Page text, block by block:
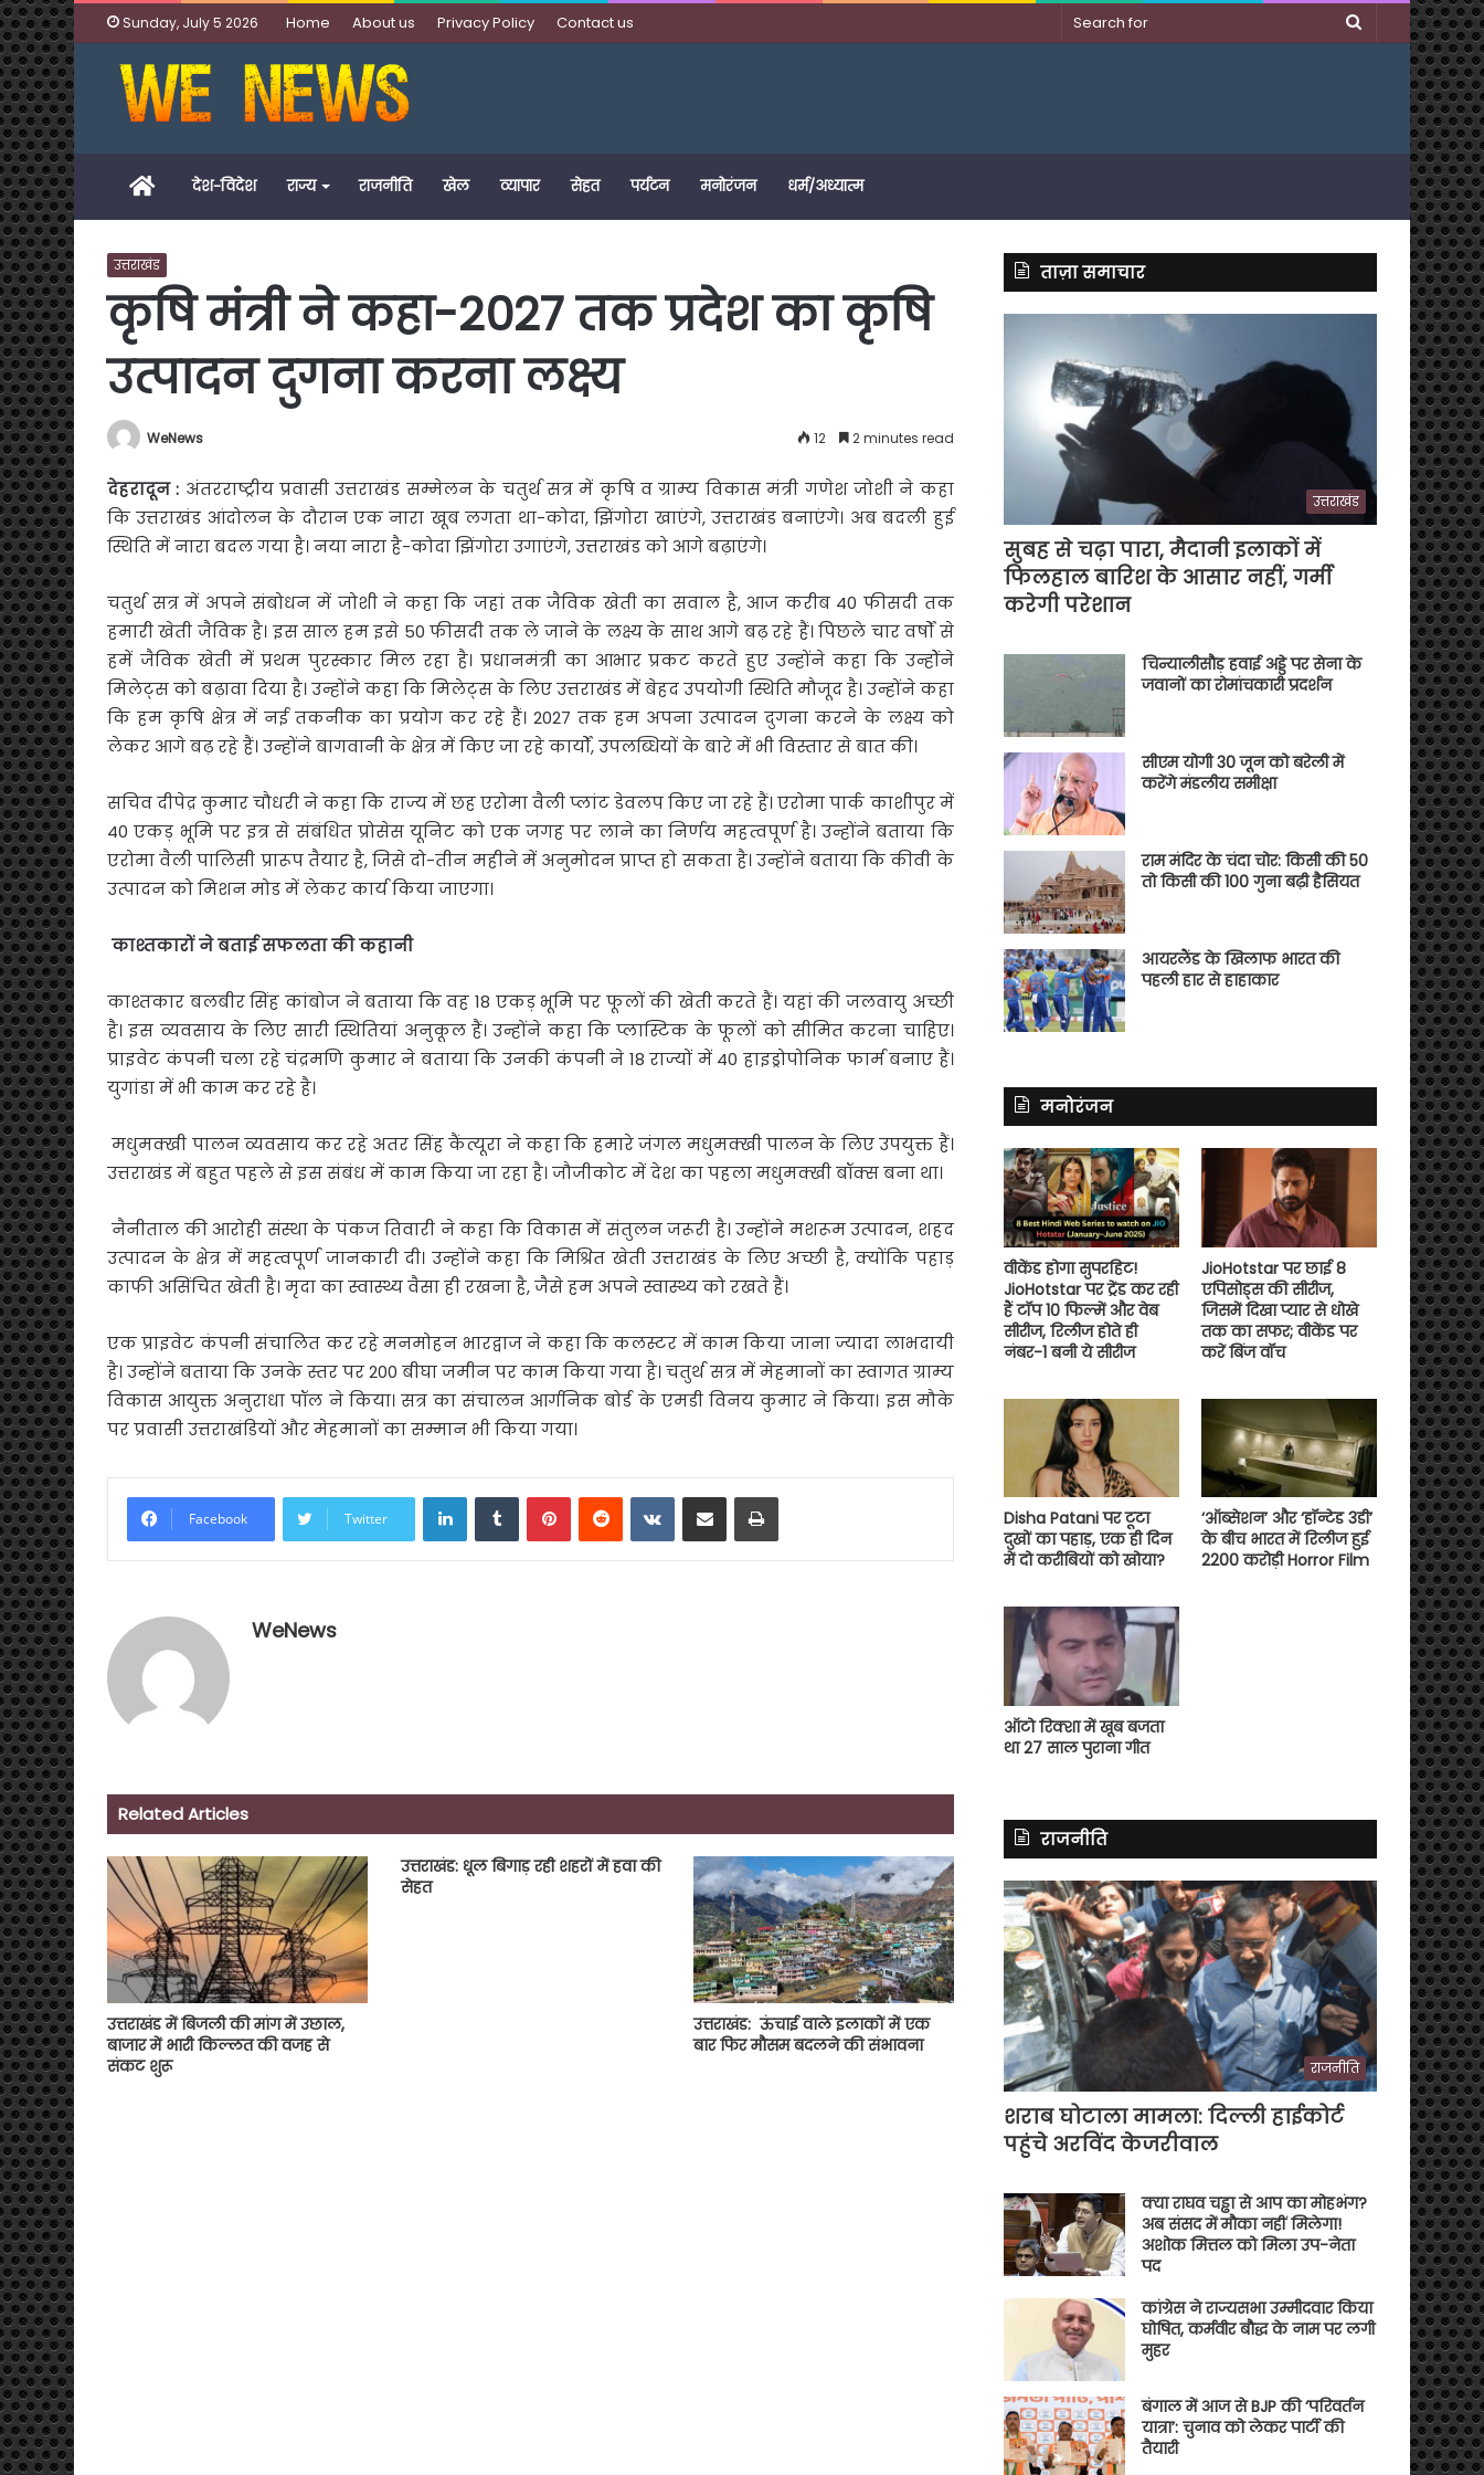
Sunday, July 5 2026 Home About us Privacy Policy Contact us
Search
Homeदेश-विदेश राज्य राजनीति खेल व्यापार सेहत पर्यटन मनोरंजन धर्म/अध्यात्म
उत्तराखंड
कृषि मंत्री ने कहा-2027 तक प्रदेश का कृषि
उत्पादन दुगना करना लक्ष्य
WeNews 12 2 minutes read
देहरादून: अंतरराष्ट्रीय प्रवासी उत्तराखंड सम्मेलन के चतुर्थ सत्र में कृषि व ग्राम्य विकास मंत्री गणेश जोशी ने कहा
कि उत्तराखंड आंदोलन के दौरान एक नारा खूब लगता था-कोदा, झिंगोरा खाएंगे, उत्तराखंड बनाएंगे। अब बदली हुई
स्थिति में नारा बदल गया है। नया नारा है-कोदा झिंगोरा उगाएंगे, उत्तराखंड को आगे बढ़ाएंगे।
चतुर्थ सत्र में अपने संबोधन में जोशी ने कहा कि जहां तक जैविक खेती का सवाल है, आज करीब 40 फीसदी तक
हमारी खेती जैविक है। इस साल हम इसे 50 फीसदी तक ले जाने के लक्ष्य के साथ आगे बढ़ रहे हैं। पिछले चार वर्षों से
हमें जैविक खेती में प्रथम पुरस्कार मिल रहा है। प्रधानमंत्री का आभार प्रकट करते हुए उन्होंने कहा कि उन्होेंने
मिलेट्स को बढ़ावा दिया है। उन्होंने कहा कि मिलेट्स के लिए उत्तराखंड में बेहद उपयोगी स्थिति मौजूद है। उन्होंने कहा
कि हम कृषि क्षेत्र में नई तकनीक का प्रयोग कर रहे हैं। 2027 तक हम अपना उत्पादन दुगना करने के लक्ष्य को
लेकर आगे बढ़ रहे हैं। उन्होंने बागवानी के क्षेत्र में किए जा रहे कार्यों, उपलब्धियों के बारे में भी विस्तार से बात की।
सचिव दीपेद्र कुमार चौधरी ने कहा कि राज्य में छह एरोमा वैली प्लांट डेवलप किए जा रहे हैं। एरोमा पार्क काशीपुर में
40 एकड़ भूमि पर इत्र से संबंधित प्रोसेस यूनिट को एक जगह पर लाने का निर्णय महत्वपूर्ण है। उन्होंने बताया कि
एरोमा वैली पालिसी प्रारूप तैयार है, जिसे दो-तीन महीने में अनुमोदन प्राप्त हो सकता है। उन्होंने बताया कि कीवी के
उत्पादन को मिशन मोड में लेकर कार्य किया जाएगा।
काश्तकारोंनेबताईसफलताकीकहानी
काश्तकार बलबीर सिंह कांबोज ने बताया कि वह 18 एकड़ भूमि पर फूलों की खेती करते हैं। यहां की जलवायु अच्छी
है। इस व्यवसाय के लिए सारी स्थितियां अनुकूल हैं। उन्होंने कहा कि प्लास्टिक के फूलों को सीमित करना चाहिए।
प्राइवेट कंपनी चला रहे चंद्रमणि कुमार ने बताया कि उनकी कंपनी ने 18 राज्यों में 40 हाइड्रोपोनिक फार्म बनाए हैं।
युगांडा में भी काम कर रहे है।
मधुमक्खी पालन व्यवसाय कर रहे अतर सिंह कैंत्यूरा ने कहा कि हमारे जंगल मधुमक्खी पालन के लिए उपयुक्त हैं।
उत्तराखंड में बहुत पहले से इस संबंध में काम किया जा रहा है। जौजीकोट में देश का पहला मधुमक्खी बॉक्स बना था।
नैनीताल की आरोही संस्था के पंकज तिवारी ने कहा कि विकास में संतुलन जरूरी है। उन्होंने मशरूम उत्पादन, शहद
उत्पादन के क्षेत्र में महत्वपूर्ण जानकारी दी। उन्होंने कहा कि मिश्रित खेती उत्तराखंड के लिए अच्छी है, क्योंकि पहाड़
काफी असिंचित खेती है। मृदा का स्वास्थ्य वैसा ही रखना है, जैसे हम अपने स्वास्थ्य को रखते हैं।
एक प्राइवेट कंपनी संचालित कर रहे मनमोहन भारद्वाज ने कहा कि कलस्टर में काम किया जाना ज्यादा लाभदायी
है। उन्होंने बताया कि उनके स्तर पर 200 बीघा जमीन पर काम किया गया है। चतुर्थ सत्र में मेहमानों का स्वागत ग्राम्य
विकास आयुक्त अनुराधा पॉल ने किया। सत्र का संचालन आर्गनिक बोर्ड के एमडी विनय कुमार ने किया। इस मौके
पर प्रवासी उत्तराखंडियों और मेहमानों का सम्मान भी किया गया।
Facebook Twitter
LinkedInTumblrPinterestReddit VKontakte
Share via Email Print
WeNews
Related Articles
उत्तराखंड में बिजली की मांग में उछाल,
बाजार में भारी किल्लत की वजह से
संकट शुरू
उत्तराखंड: धूल बिगाड़ रही शहरों में हवा की
सेहत
उत्तराखंड: ऊंचाई वाले इलाकों में एक
बार फिर मौसम बदलने की संभावना
ताज़ा समाचार
उत्तराखंड
सुबह से चढ़ा पारा, मैदानी इलाकों में
फिलहाल बारिश के आसार नहीं, गर्मी
करेगी परेशान
चिन्यालीसौड़ हवाई अड्डे पर सेना के
जवानों का रोमांचकारी प्रदर्शन
सीएम योगी 30 जून को बरेली में
करेंगे मंडलीय समीक्षा
राम मंदिर के चंदा चोर: किसी की 50
तो किसी की 100 गुना बढ़ी हैसियत
आयरलैंड के खिलाफ भारत की
पहली हार से हाहाकार
मनोरंजन
वीकेंड होगा सुपरहिट!
JioHotstar पर ट्रेंड कर रही
हैं टॉप 10 फिल्में और वेब
सीरीज, रिलीज होते ही
नंबर-1 बनी ये सीरीज
JioHotstar पर छाई 8
एपिसोड्स की सीरीज,
जिसमें दिखा प्यार से धोखे
तक का सफर; वीकेंड पर
करें बिंज वॉच
Disha Patani पर टूटा
दुखों का पहाड़, एक ही दिन
में दो करीबियों को खोया?
‘ऑब्सेशन’ और ‘हॉन्टेड 3डी’
के बीच भारत में रिलीज हुई
2200 करोड़ी Horror Film
ऑटो रिक्शा में खूब बजता
था 27 साल पुराना गीत
राजनीति
राजनीति
शराब घोटाला मामला: दिल्ली हाईकोर्ट
पहुंचे अरविंद केजरीवाल
क्या राघव चड्ढा से आप का मोहभंग?
अब संसद में मौका नहीं मिलेगा!
अशोक मित्तल को मिला उप-नेता
पद
कांग्रेस ने राज्यसभा उम्मीदवार किया
घोषित, कर्मवीर बौद्ध के नाम पर लगी
मुहर
बंगाल में आज से BJP की ‘परिवर्तन
यात्रा’: चुनाव को लेकर पार्टी की
तैयारी